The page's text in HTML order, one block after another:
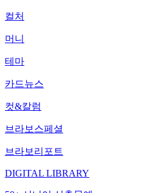
컬처
머니
테마
카드뉴스
컷&칼럼
브라보스페셜
브라보리포트
DIGITAL LIBRARY